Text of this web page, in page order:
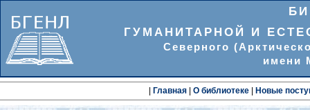
ГУМАНИТАРНОЙ И
Северного
имени
Главная| О библиотеке| Новые